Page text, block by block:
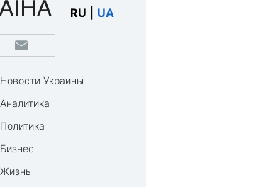
RU UA
Новости Украины
Аналитика
Политика
Бизнес
Жизнь